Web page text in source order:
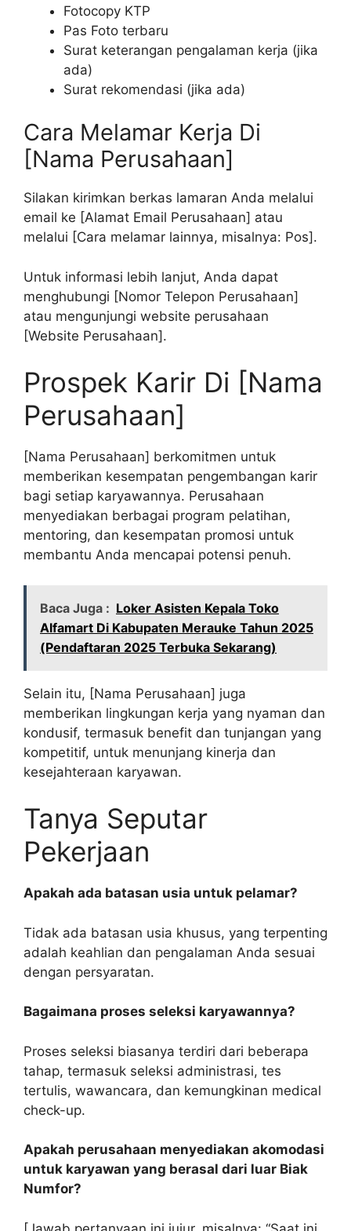
Fotocopy KTP
Pas Foto terbaru
Surat keterangan pengalaman kerja (jika
ada)
Surat rekomendasi (jika ada)
Cara Melamar Kerja Di
[Nama Perusahaan]
Silakan kirimkan berkas lamaran Anda melalui
email ke [Alamat Email Perusahaan] atau
melalui [Cara melamar lainnya, misalnya: Pos].
Untuk informasi lebih lanjut, Anda dapat
menghubungi [Nomor Telepon Perusahaan]
atau mengunjungi website perusahaan
[Website Perusahaan].
Prospek Karir Di [Nama
Perusahaan]
[Nama Perusahaan] berkomitmen untuk
memberikan kesempatan pengembangan karir
bagi setiap karyawannya. Perusahaan
menyediakan berbagai program pelatihan,
mentoring, dan kesempatan promosi untuk
membantu Anda mencapai potensi penuh.
Baca Juga : Loker Asisten Kepala Toko
Alfamart Di Kabupaten Merauke Tahun 2025
(Pendaftaran 2025 Terbuka Sekarang)
Selain itu, [Nama Perusahaan] juga
memberikan lingkungan kerja yang nyaman dan
kondusif, termasuk benefit dan tunjangan yang
kompetitif, untuk menunjang kinerja dan
kesejahteraan karyawan.
Tanya Seputar
Pekerjaan
Apakah ada batasan usia untuk pelamar?
Tidak ada batasan usia khusus, yang terpenting
adalah keahlian dan pengalaman Anda sesuai
dengan persyaratan.
Bagaimana proses seleksi karyawannya?
Proses seleksi biasanya terdiri dari beberapa
tahap, termasuk seleksi administrasi, tes
tertulis, wawancara, dan kemungkinan medical
check-up.
Apakah perusahaan menyediakan akomodasi
untuk karyawan yang berasal dari luar Biak
Numfor?